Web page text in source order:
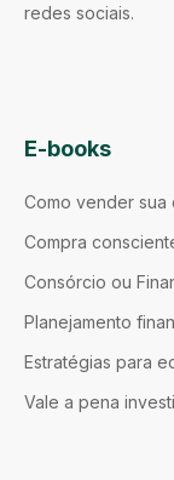
redes sociais.
E-books
Como vender
Compra
Consórcio ou
Planejamento
Estratégias para
Vale a pena